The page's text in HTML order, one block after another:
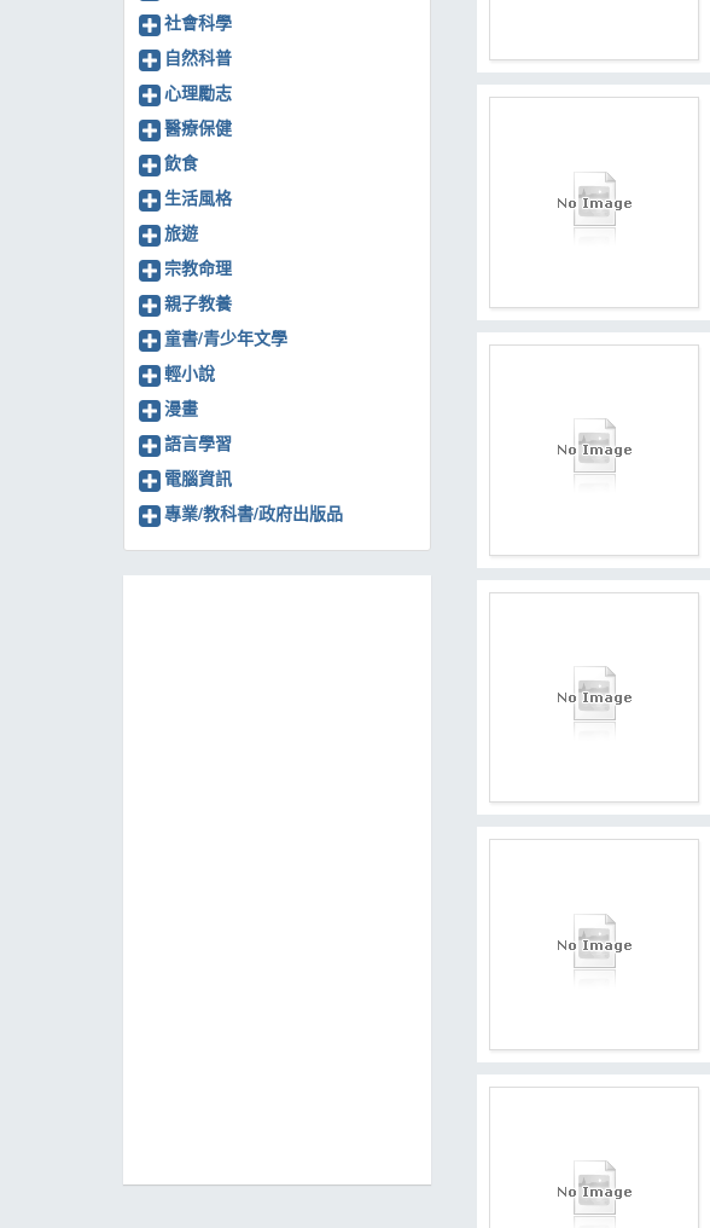
社會科學
自然科普
心理勵志
醫療保健
飲食
生活風格
旅遊
宗教命理
親子教養
童書/青少年文學
輕小說
漫畫
語言學習
電腦資訊
專業/教科書/政府出版品